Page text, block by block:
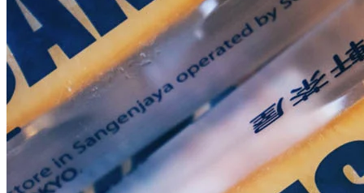
店內人氣No.2 香烤芝士蛋糕條，使用北海道優質的芝士烤
焗，濃郁奶香搭配芝士獨特的鹹鮮風味，口感濕潤绵密，味道
清新。獨立包裝的芝士蛋糕攜帶方便，隨時隨地食返一條！